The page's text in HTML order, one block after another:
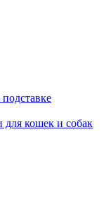
для кошек и собак